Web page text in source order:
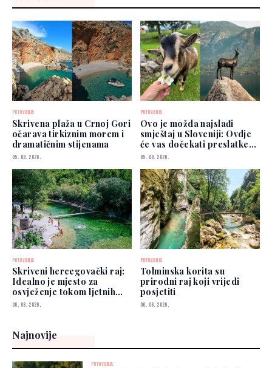
PUTOVANJA
Skrivena plaža u Crnoj Gori
očarava tirkiznim morem i
dramatičnim stijenama
05. 08. 2026.
PUTOVANJA
Ovo je možda najslađi
smještaj u Sloveniji: Ovdje
će vas dočekati preslatke
koze
05. 08. 2026.
PUTOVANJA
Skriveni hercegovački raj:
Idealno je mjesto za
osvježenje tokom ljetnih
vrućina
06. 08. 2026.
PUTOVANJA
Tolminska korita su
prirodni raj koji vrijedi
posjetiti
06. 08. 2026.
Najnovije
PUTOVANJA